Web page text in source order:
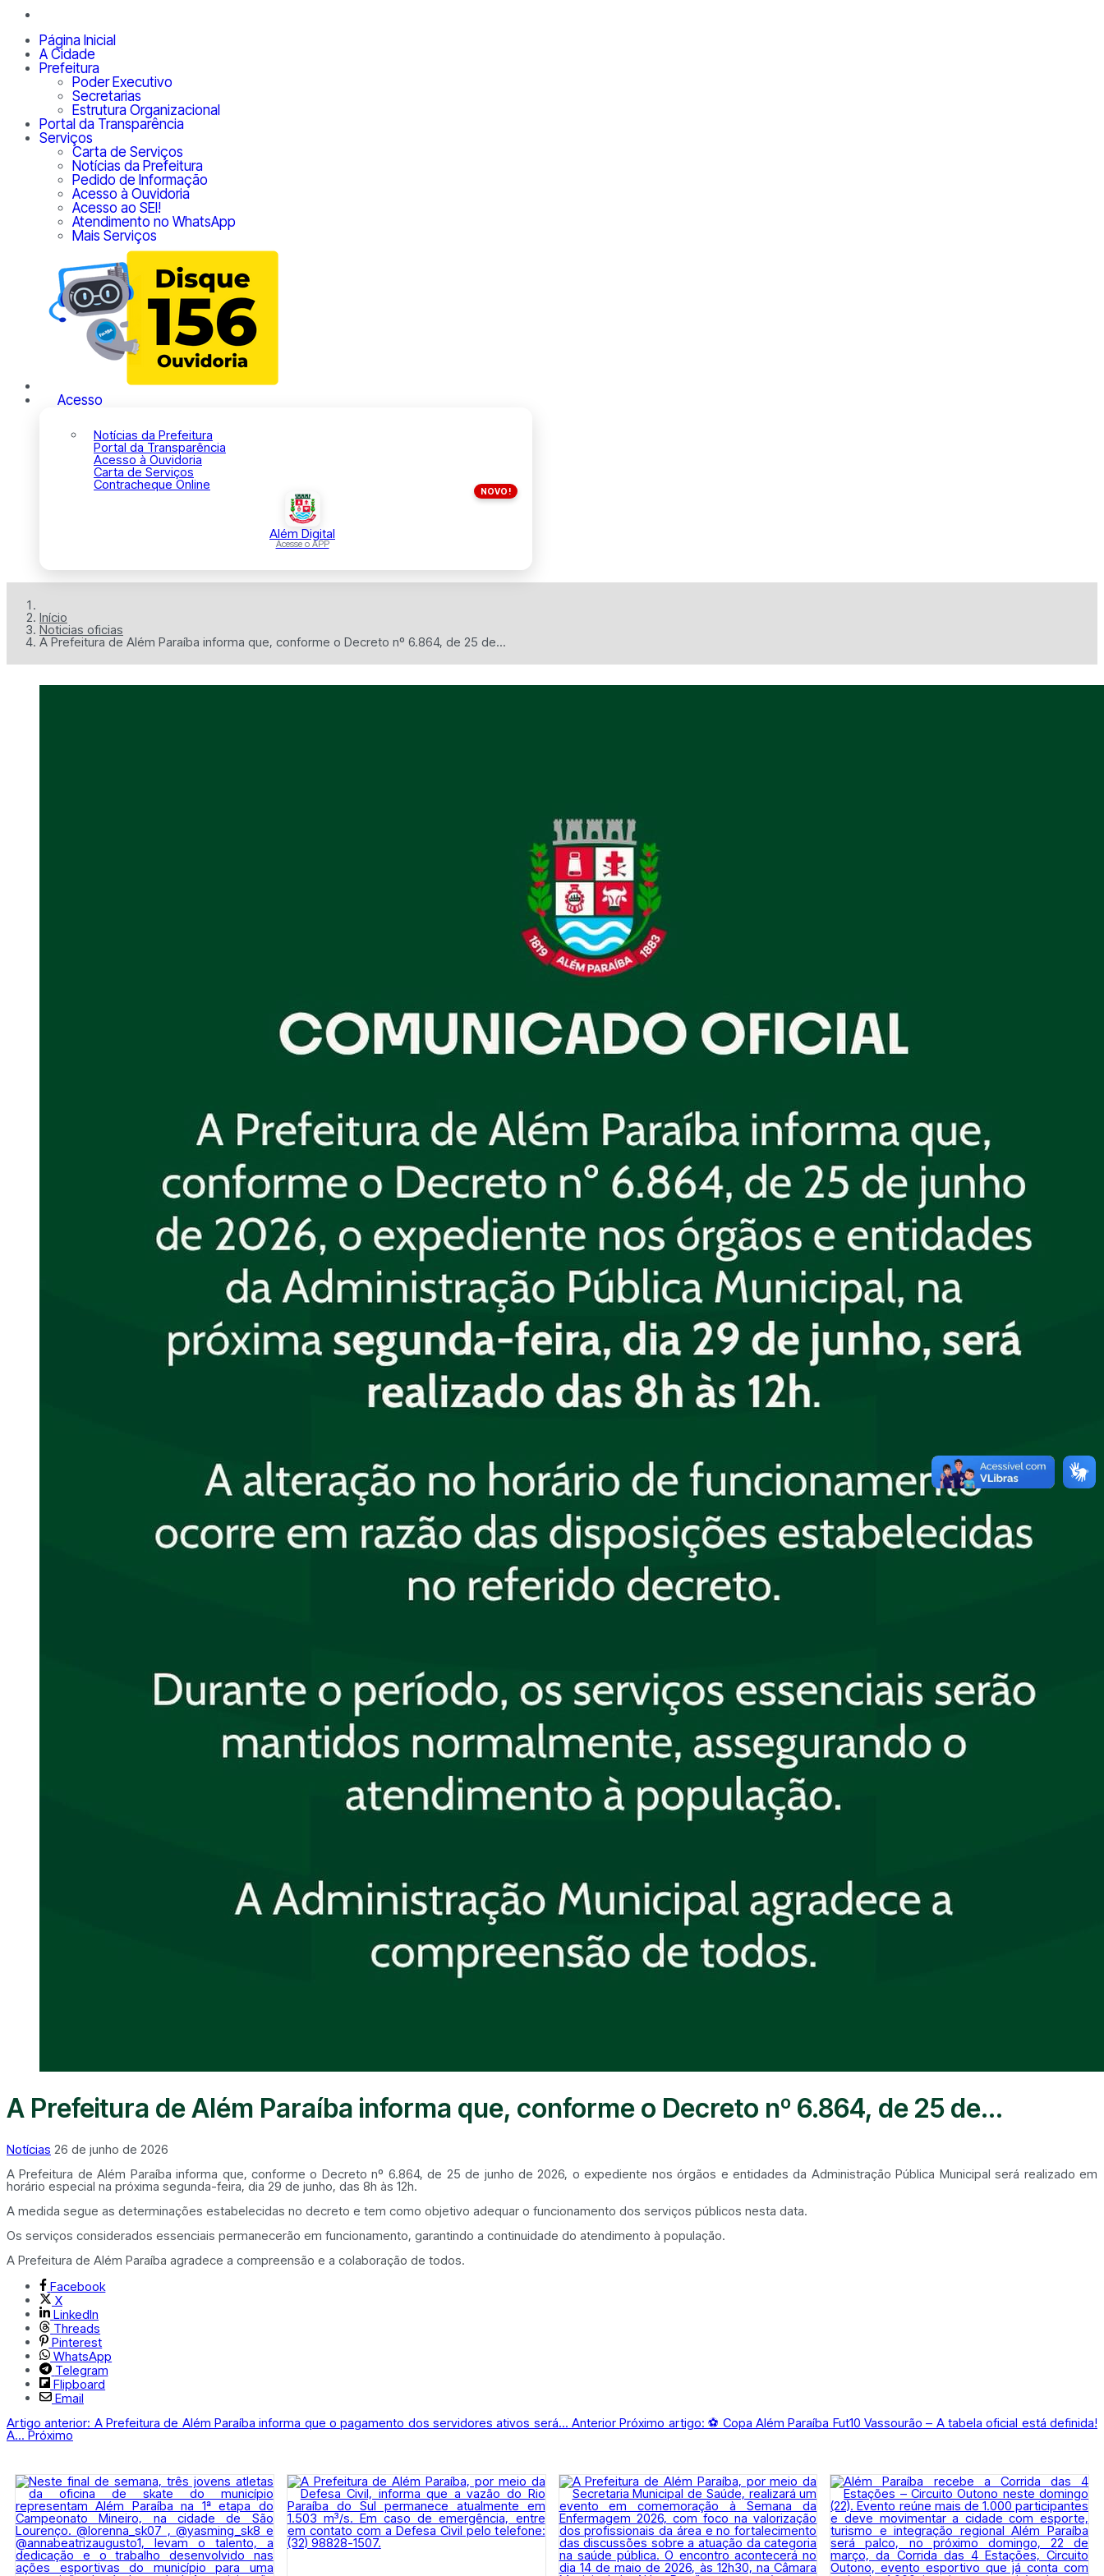
Página Inicial
A Cidade
Prefeitura
Poder Executivo
Secretarias
Estrutura Organizacional
Portal da Transparência
Serviços
Carta de Serviços
Notícias da Prefeitura
Pedido de Informação
Acesso à Ouvidoria
Acesso ao SEI!
Atendimento no WhatsApp
Mais Serviços
Acesso
Notícias da Prefeitura
Portal da Transparência
Acesso à Ouvidoria
Carta de Serviços
Contracheque Online NOVO!
Além Digital
Acesse o APP
Início
Noticias oficias
A Prefeitura de Além Paraíba informa que, conforme o Decreto nº 6.864, de 25 de...
A Prefeitura de Além Paraíba informa que, conforme o Decreto nº 6.864, de 25 de...
Notícias 26 de junho de 2026
A Prefeitura de Além Paraíba informa que, conforme o Decreto nº 6.864, de 25 de junho de 2026, o expediente nos órgãos e entidades da Administração Pública Municipal será realizado em
horário especial na próxima segunda-feira, dia 29 de junho, das 8h às 12h.
A medida segue as determinações estabelecidas no decreto e tem como objetivo adequar o funcionamento dos serviços públicos nesta data.
Os serviços considerados essenciais permanecerão em funcionamento, garantindo a continuidade do atendimento à população.
A Prefeitura de Além Paraíba agradece a compreensão e a colaboração de todos.
Facebook
X
LinkedIn
Threads
Pinterest
WhatsApp
Telegram
Flipboard
Email
Artigo anterior: A Prefeitura de Além Paraíba informa que o pagamento dos servidores ativos será... Anterior Próximo artigo: ⚽ Copa Além Paraíba Fut10 Vassourão – A tabela oficial está definida!
A... Próximo